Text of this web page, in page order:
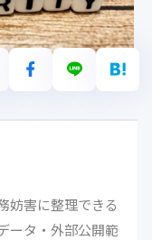
妨害に整理できる
ータ・外部公開範